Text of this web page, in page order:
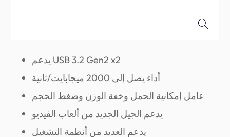
يدعم USB 3.2 Gen2 x2
عامل إمكانية الحمل وخفة الوزن وضغط الحجم
يدعم الجيل الجديد من ألعاب الفيديو
يدعم العديد من أنظمة التشغيل